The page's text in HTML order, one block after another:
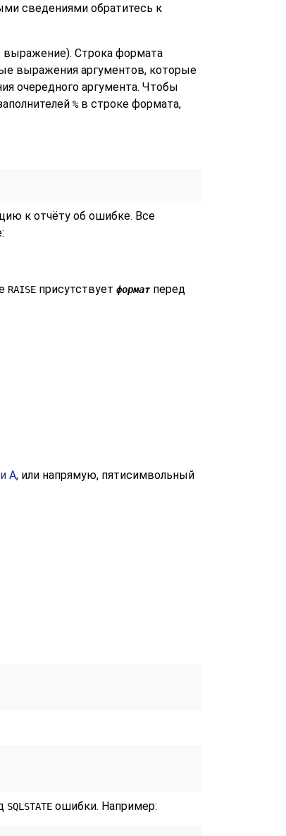
сведениями обратитесь к
выражение). Строка формата
выражения аргументов, которые
очередного аргумента. Чтобы
%в строке формата,
к отчёту об ошибке. Все
RAISE присутствует формат перед
A, или напрямую, пятисимвольный
SQLSTATE ошибки. Например: